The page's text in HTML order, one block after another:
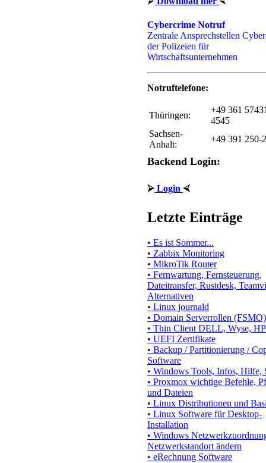
Cybercrime Notruf
Zentrale Ansprechstellen
der Polizeien für
Wirtschaftsunternehmen
Notruftelefone:
Thüringen:
+49 361
4545
Sachsen-
Anhalt:
+49 391 250-
Backend Login:
⮚ Login ⮘
Letzte Einträge
• Es ist Sommer...
• Zabbix Monitoring
• MikroTik Router
• Fernwartung, Fernsteuerung,
Dateitransfer, Rustdesk,
Alternativen
• Linux journald
• Domain Serverrollen (FSMO)
• Thin Client DELL, Wyse, HP
• UEFI Zertifikate
• Backup / Partitionierung /
Software
• Windows Tools, Infos, Hilfe,
• Proxmox wichtige Befehle,
und Dateien
• Linux Distributionen und
• Linux Software für Desktop-
Installation
• Windows
Netzwerkstandort ändern
• eRechnung Software